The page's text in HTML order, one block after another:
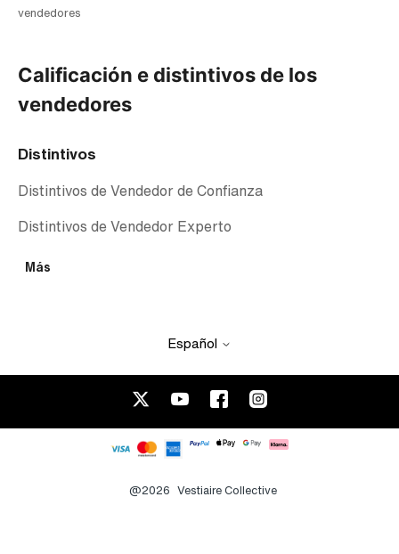
vendedores
Distintivos
Distintivos de Vendedor de Confianza
Distintivos de Vendedor Experto
Más
Calificación e distintivos de los
vendedores
Español
@2026 Vestiaire Collective